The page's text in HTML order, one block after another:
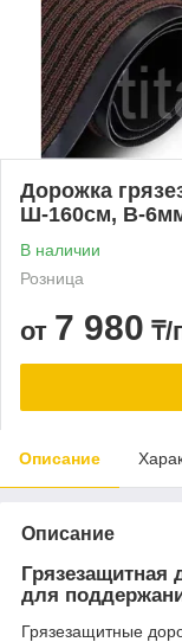
Дорожка
Ш-160см, В-
В наличии
Розница
от 7 980 ₸/
Описание
Описание
Грязезащитная
для
Грязезащитные